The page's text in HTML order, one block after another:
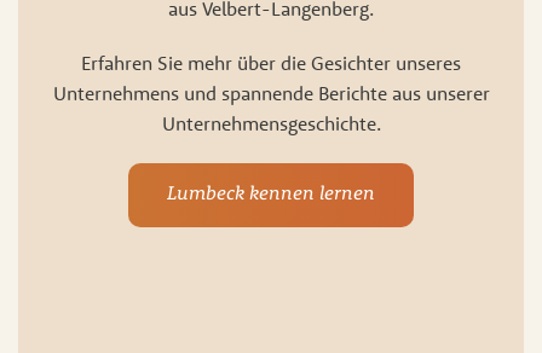
aus Velbert-Langenberg.
Erfahren Sie mehr über die Gesichter unseres
Unternehmens und spannende Berichte aus unserer
Unternehmensgeschichte.
Lumbeck kennen lernen